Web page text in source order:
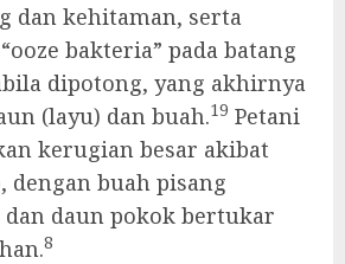
dan kehitaman, serta
bakteria” pada batang
dipotong, yang akhirnya
(layu) dan buah.19 Petani
kerugian besar akibat
dengan buah pisang
daun pokok bertukar
8